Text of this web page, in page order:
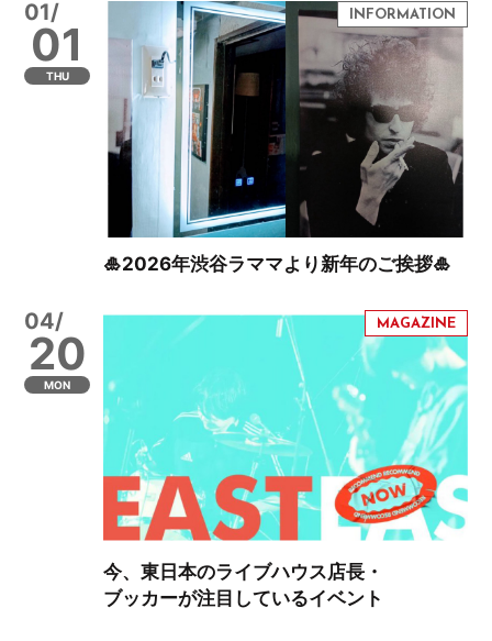
01/
01
THU
🎍2026年渋谷ラママより新年のご挨拶🎍
04/
20
MON
今、東日本のライブハウス店長・
ブッカーが注目しているイベント